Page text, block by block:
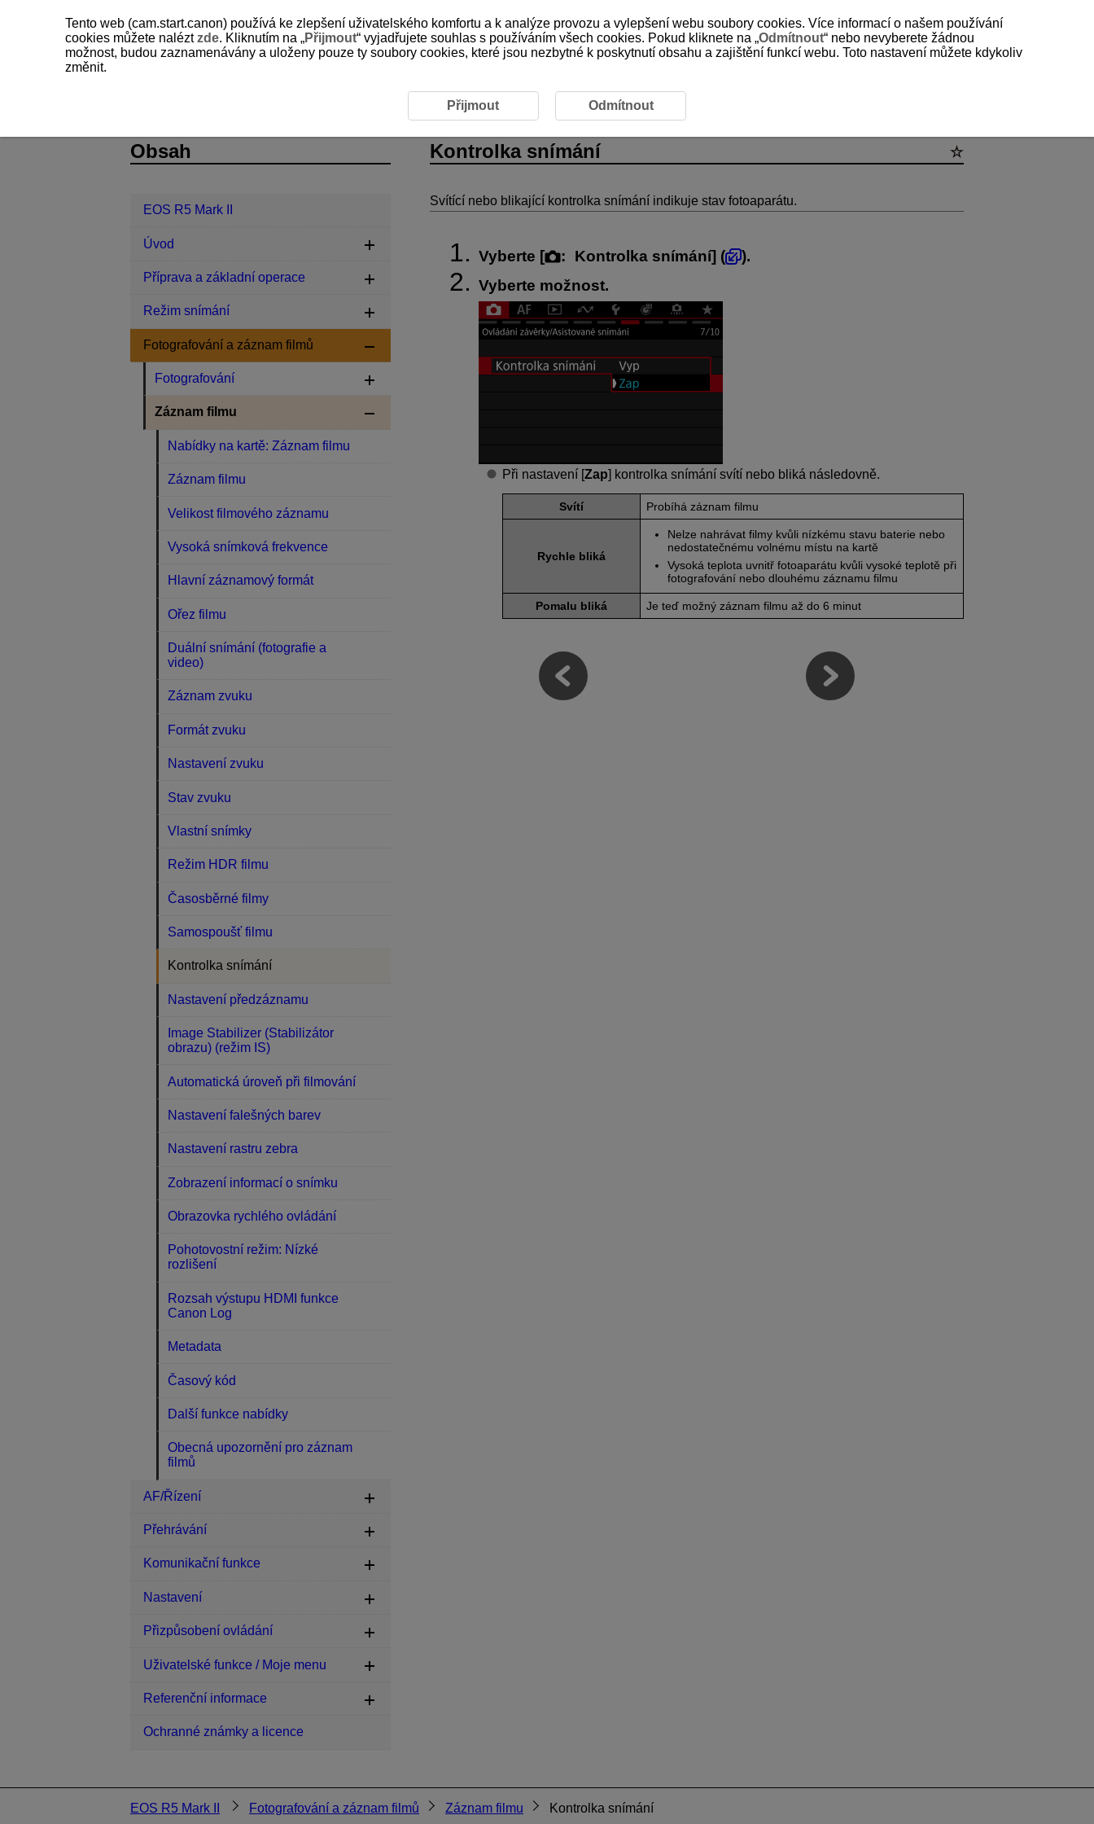
Kontrolka snímání
Svítící nebo blikající kontrolka snímání indikuje stav fotoaparátu.
Vyberte [ : Kontrolka snímání] (
).
Vyberte možnost.
Při nastavení [Zap] kontrolka snímání svítí nebo bliká následovně.
Svítí Probíhá záznam filmu
Rychle bliká
Nelze nahrávat filmy kvůli nízkému stavu baterie nebo
nedostatečnému volnému místu na kartě
Vysoká teplota uvnitř fotoaparátu kvůli vysoké teplotě při
fotografování nebo dlouhému záznamu filmu
Pomalu bliká Je teď možný záznam filmu až do 6 minut
Obsah
EOS R5 Mark II
Úvod
Příprava a základní operace
Režim snímání
Fotografování a záznam filmů
Fotografování
Záznam filmu
Nabídky na kartě: Záznam filmu
Záznam filmu
Velikost filmového záznamu
Vysoká snímková frekvence
Hlavní záznamový formát
Ořez filmu
Duální snímání (fotografie a
video)
Záznam zvuku
Formát zvuku
Nastavení zvuku
Stav zvuku
Vlastní snímky
Režim HDR filmu
Časosběrné filmy
Samospoušť filmu
Kontrolka snímání
Nastavení předzáznamu
Image Stabilizer (Stabilizátor
obrazu) (režim IS)
Automatická úroveň při filmování
Nastavení falešných barev
Nastavení rastru zebra
Zobrazení informací o snímku
Obrazovka rychlého ovládání
Pohotovostní režim: Nízké
rozlišení
Rozsah výstupu HDMI funkce
Canon Log
Metadata
Časový kód
Další funkce nabídky
Obecná upozornění pro záznam
filmů
AF/Řízení
Přehrávání
Komunikační funkce
Nastavení
Přizpůsobení ovládání
Uživatelské funkce / Moje menu
Referenční informace
Ochranné známky a licence
EOS R5 Mark II Fotografování a záznam filmů Záznam filmu Kontrolka snímání
Tento web (cam.start.canon) používá ke zlepšení uživatelského komfortu a k analýze provozu a vylepšení webu soubory cookies. Více informací o našem používání
cookies můžete naléztzde. Kliknutím na „Přijmout“ vyjadřujete souhlas s používáním všech cookies. Pokud kliknete na „Odmítnout“ nebo nevyberete žádnou
možnost, budou zaznamenávány a uloženy pouze ty soubory cookies, které jsou nezbytné k poskytnutí obsahu a zajištění funkcí webu. Toto nastavení můžete kdykoliv
změnit.
Přijmout Odmítnout